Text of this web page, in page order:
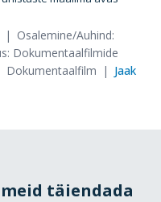
Osalemine/Auhind:
Dokumentaalfilmide
Dokumentaalfilm
Jaak
täiendada